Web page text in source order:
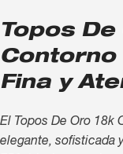
Topos
Contorno
Fina y
El Topos De Oro 18k
elegante, sofisticada